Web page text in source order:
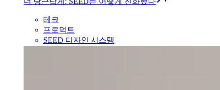
테크
프로덕트
SEED 디자인 시스템